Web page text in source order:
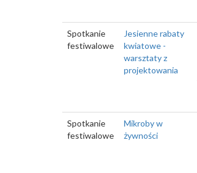
Spotkanie
festiwalowe
Jesienne rabaty
kwiatowe -
warsztaty z
projektowania
Spotkanie
festiwalowe
Mikroby w
żywności